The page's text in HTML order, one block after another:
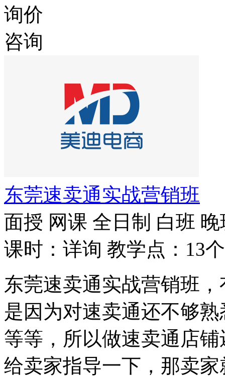
询价
咨询
东莞速卖通实战营销班
面授 网课 全日制 白班 晚
课时：详询 教学点：13个
东莞速卖通实战营销班
是因为对速卖通还不够
等等，所以做速卖通店
给卖家指导一下，那卖